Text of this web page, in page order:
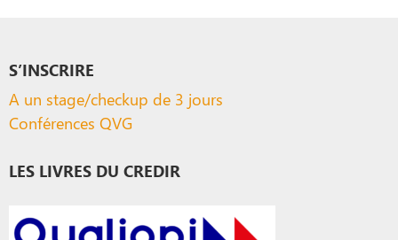
S’INSCRIRE
A un stage/checkup de 3 jours
Conférences QVG
LES LIVRES DU CREDIR